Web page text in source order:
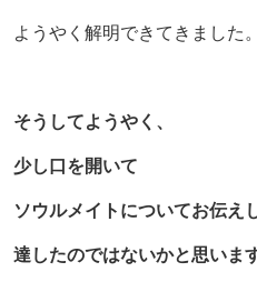
ようやく解明できてきました。
そうしてようやく、
少し口を開いて
ソウルメイトについてお伝え
達したのではないかと思います